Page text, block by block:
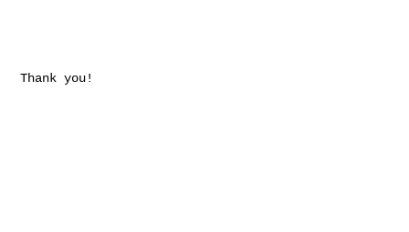
Thank you!